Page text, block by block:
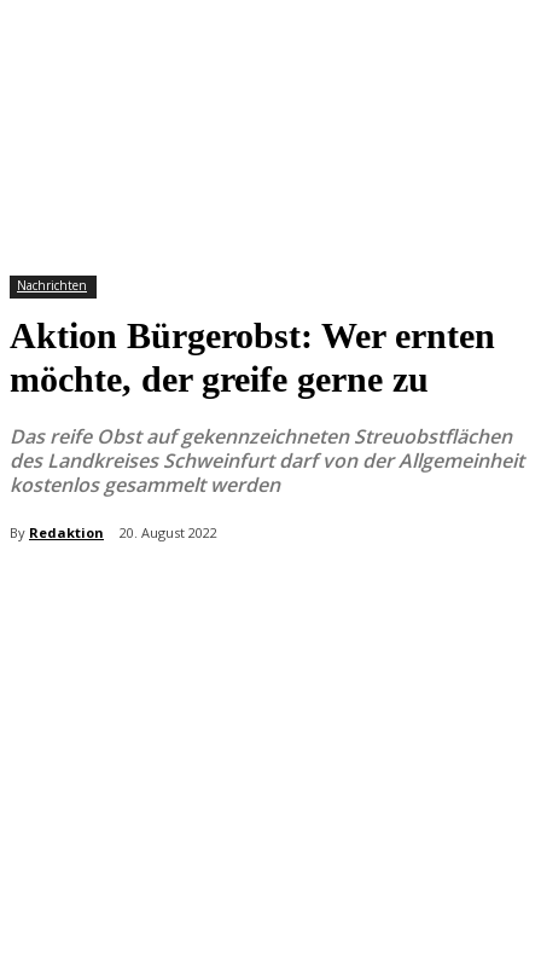
Nachrichten
Aktion Bürgerobst: Wer ernten
möchte, der greife gerne zu
Das reife Obst auf gekennzeichneten Streuobstflächen
des Landkreises Schweinfurt darf von der Allgemeinheit
kostenlos gesammelt werden
By Redaktion 20. August 2022